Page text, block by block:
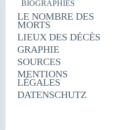
BIOGRAPHIES
LE NOMBRE DES
MORTS
LIEUX DES DÉCÈS
GRAPHIE
SOURCES
MENTIONS
LÉGALES
DATENSCHUTZ